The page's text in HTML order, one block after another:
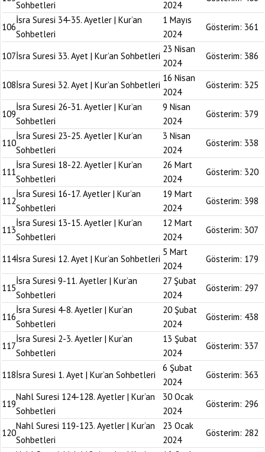
Sohbetleri
2024
106
İsra Suresi 34-35. Ayetler | Kur’an
Sohbetleri
1 Mayıs
2024
Gösterim: 361
107İsra Suresi 33. Ayet | Kur’an Sohbetleri
23 Nisan
2024
Gösterim: 386
108İsra Suresi 32. Ayet | Kur’an Sohbetleri
16 Nisan
2024
Gösterim: 325
109
İsra Suresi 26-31. Ayetler | Kur’an
Sohbetleri
9 Nisan
2024
Gösterim: 379
110
İsra Suresi 23-25. Ayetler | Kur’an
Sohbetleri
3 Nisan
2024
Gösterim: 338
111
İsra Suresi 18-22. Ayetler | Kur’an
Sohbetleri
26 Mart
2024
Gösterim: 320
112
İsra Suresi 16-17. Ayetler | Kur’an
Sohbetleri
19 Mart
2024
Gösterim: 398
113
İsra Suresi 13-15. Ayetler | Kur’an
Sohbetleri
12 Mart
2024
Gösterim: 307
114İsra Suresi 12. Ayet | Kur’an Sohbetleri
5 Mart
2024
Gösterim: 179
115
İsra Suresi 9-11. Ayetler | Kur’an
Sohbetleri
27 Şubat
2024
Gösterim: 297
116
İsra Suresi 4-8. Ayetler | Kur’an
Sohbetleri
20 Şubat
2024
Gösterim: 438
117
İsra Suresi 2-3. Ayetler | Kur’an
Sohbetleri
13 Şubat
2024
Gösterim: 337
118İsra Suresi 1. Ayet | Kur’an Sohbetleri
6 Şubat
2024
Gösterim: 363
119
Nahl Suresi 124-128. Ayetler | Kur’an
Sohbetleri
30 Ocak
2024
Gösterim: 296
120
Nahl Suresi 119-123. Ayetler | Kur’an
Sohbetleri
23 Ocak
2024
Gösterim: 282